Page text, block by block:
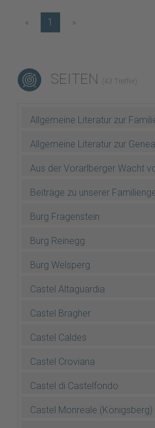
« 1 »
SEITEN (43 Treffer)
Allgemeine Literatur zur
Allgemeine Literatur zur
Aus der Vorarlberger Wacht
Beiträge zu unserer
Burg Fragenstein
Burg Reinegg
Burg Welsperg
Castel Altaguardia
Castel Bragher
Castel Caldes
Castel Croviana
Castel di Castelfondo
Castel Monreale (Königsberg)